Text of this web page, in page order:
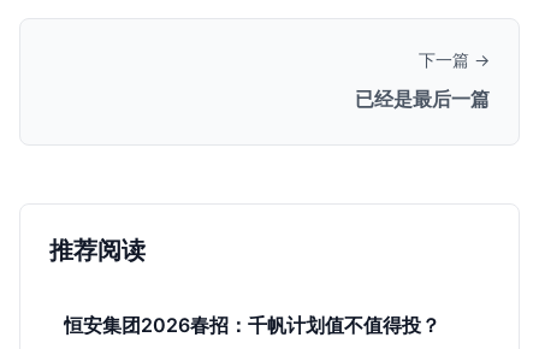
下一篇 →
已经是最后一篇
推荐阅读
恒安集团2026春招：千帆计划值不值得投？